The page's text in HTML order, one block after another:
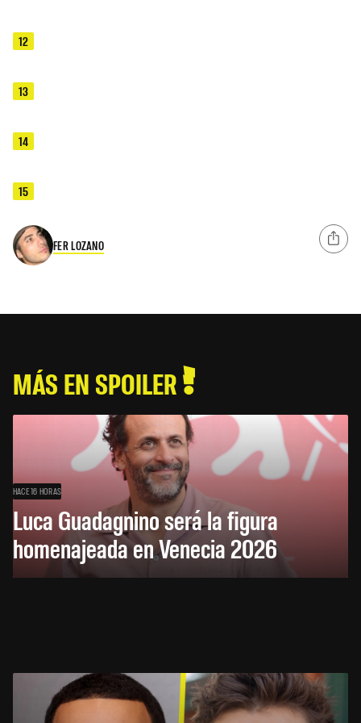
12
13
14
15
FER LOZANO
MÁS EN SPOILER
HACE 16 HORAS
Luca Guadagnino será la figura
homenajeada en Venecia 2026